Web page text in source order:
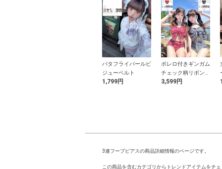
バタフライパールビ
ジューベルト
1,799円
ボレロ付きギンガム
チェック柄リボンデ
ザインビキニ水着
3,599円
3連フープピアスの商品詳細情報のページです。
この商品を含むカテゴリからトレンドアイテムをチ